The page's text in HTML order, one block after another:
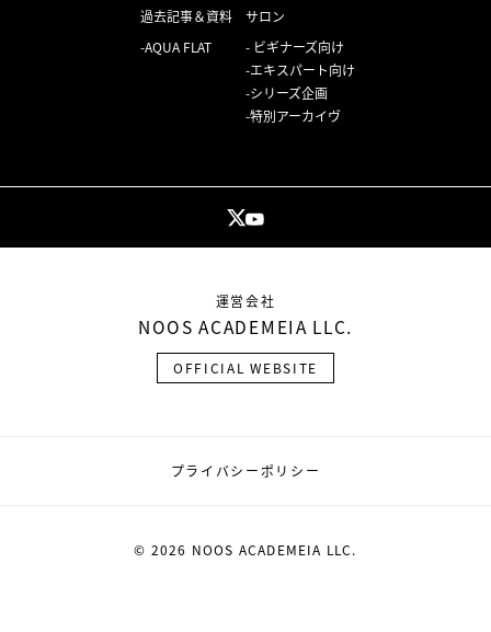
過去記事＆資料
AQUA FLAT
サロン
ビギナーズ向け
エキスパート向け
シリーズ企画
特別アーカイヴ
運営会社
NOOS ACADEMEIA LLC.
OFFICIAL WEBSITE
© 2026 NOOS ACADEMEIA LLC.
プライバシーポリシー